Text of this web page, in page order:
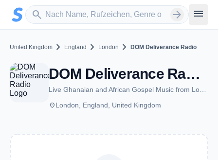
Zum Hauptinhalt springen
search
Sender suchen arrow_forward menu
United Kingdom chevron_right England chevron_right London chevron_right DOM Deliverance Radio
DOM Deliverance Radio - London
placeLondon, England, United Kingdom